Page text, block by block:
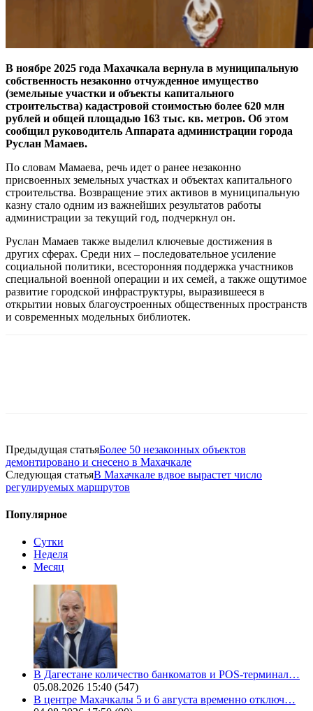
В ноябре 2025 года Махачкала вернула в муниципальную
собственность незаконно отчужденное имущество
(земельные участки и объекты капитального
строительства) кадастровой стоимостью более 620 млн
рублей и общей площадью 163 тыс. кв. метров. Об этом
сообщил руководитель Аппарата администрации города
Руслан Мамаев.
По словам Мамаева, речь идет о ранее незаконно
присвоенных земельных участках и объектах капитального
строительства. Возвращение этих активов в муниципальную
казну стало одним из важнейших результатов работы
администрации за текущий год, подчеркнул он.
Руслан Мамаев также выделил ключевые достижения в
других сферах. Среди них – последовательное усиление
социальной политики, всесторонняя поддержка участников
специальной военной операции и их семей, а также ощутимое
развитие городской инфраструктуры, выразившееся в
открытии новых благоустроенных общественных пространств
и современных модельных библиотек.
Предыдущая статьяБолее 50 незаконных объектов
демонтировано и снесено в Махачкале
Следующая статьяВ Махачкале вдвое вырастет число
регулируемых маршрутов
Популярное
Сутки
Неделя
Месяц
В Дагестане количество банкоматов и POS-терминал…
05.08.2026 15:40 (547)
В центре Махачкалы 5 и 6 августа временно отключ…